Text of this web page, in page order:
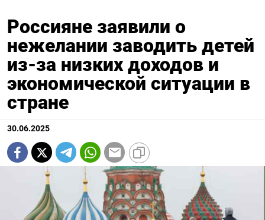
Россияне заявили о
нежелании заводить детей
из-за низких доходов и
экономической ситуации в
стране
30.06.2025